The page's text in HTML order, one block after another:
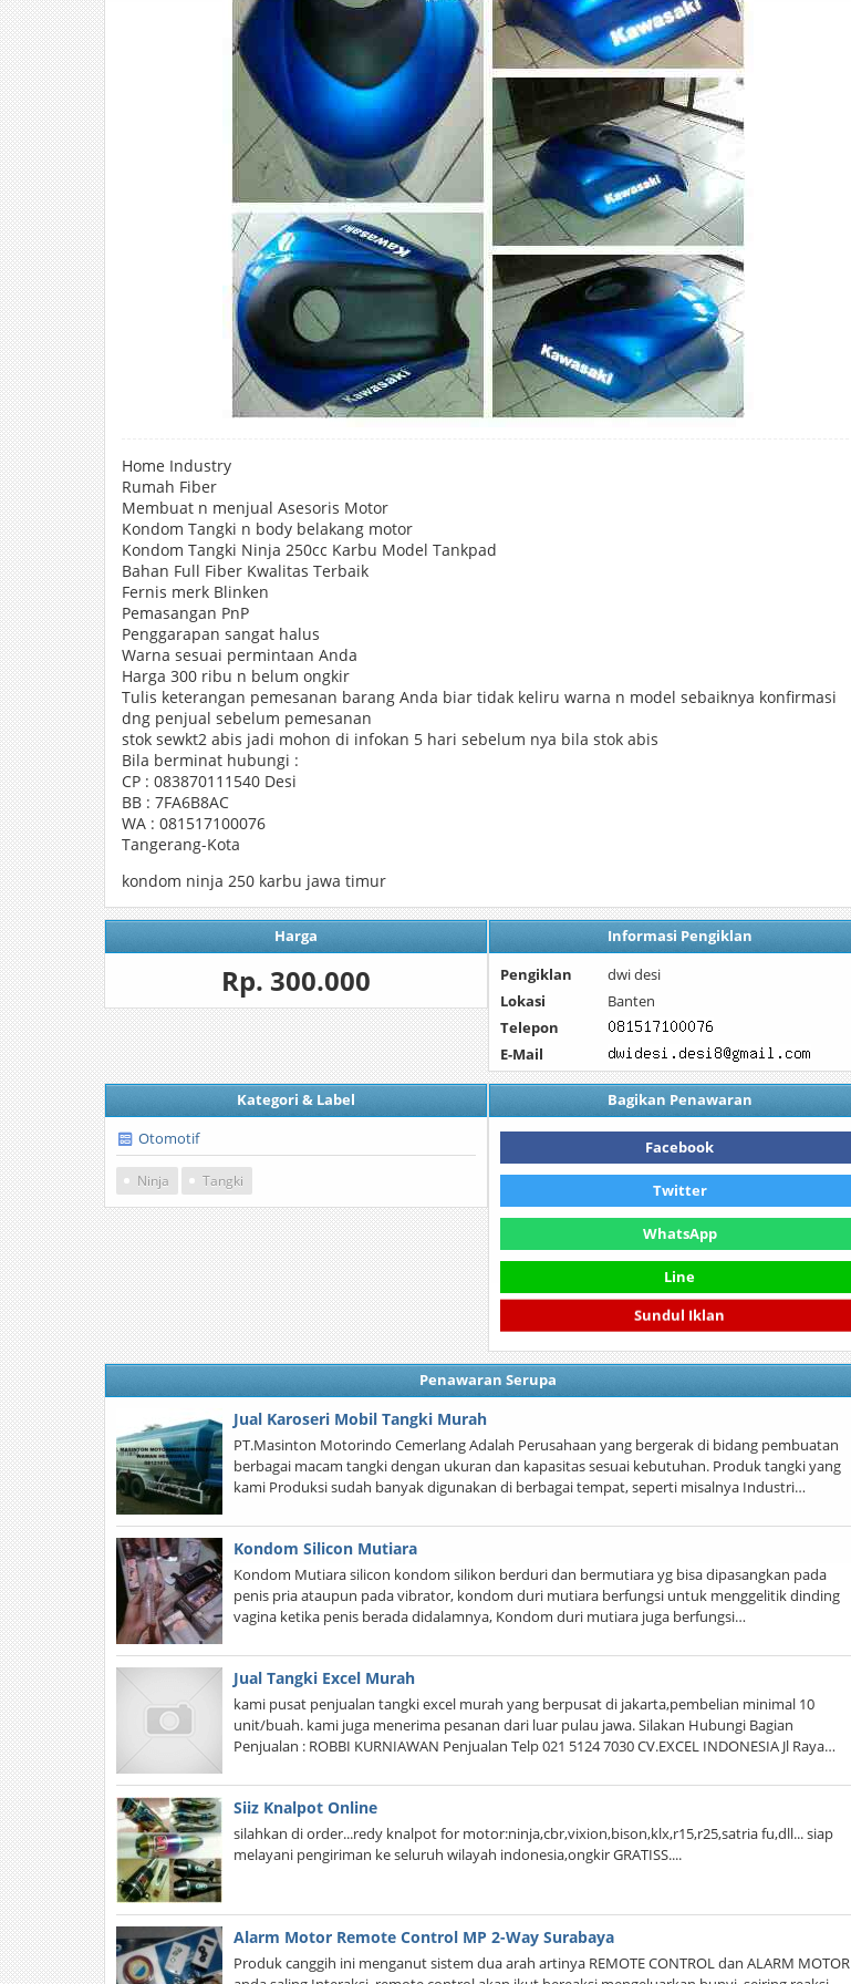
Home Industry
Rumah Fiber
Membuat n menjual Asesoris Motor
Kondom Tangki n body belakang motor
Kondom Tangki Ninja 250cc Karbu Model Tankpad
Bahan Full Fiber Kwalitas Terbaik
Fernis merk Blinken
Pemasangan PnP
Penggarapan sangat halus
Warna sesuai permintaan Anda
Harga 300 ribu n belum ongkir
Tulis keterangan pemesanan barang Anda biar tidak keliru warna n model sebaiknya konfirmasi
dng penjual sebelum pemesanan
stok sewkt2 abis jadi mohon di infokan 5 hari sebelum nya bila stok abis
Bila berminat hubungi :
CP : 083870111540 Desi
BB : 7FA6B8AC
WA : 081517100076
Tangerang-Kota
kondom ninja 250 karbu jawa timur
Harga
Rp. 300.000
Informasi Pengiklan
Pengiklan
dwi desi
Lokasi
Banten
Telepon
E-Mail
Kategori & Label
Otomotif
Ninja Tangki
Bagikan Penawaran
Facebook
Twitter
WhatsApp
Line
Sundul Iklan
Penawaran Serupa
Jual Karoseri Mobil Tangki Murah
PT.Masinton Motorindo Cemerlang Adalah Perusahaan yang bergerak di bidang pembuatan
berbagai macam tangki dengan ukuran dan kapasitas sesuai kebutuhan. Produk tangki yang
kami Produksi sudah banyak digunakan di berbagai tempat, seperti misalnya Industri…
Kondom Silicon Mutiara
Kondom Mutiara silicon kondom silikon berduri dan bermutiara yg bisa dipasangkan pada
penis pria ataupun pada vibrator, kondom duri mutiara berfungsi untuk menggelitik dinding
vagina ketika penis berada didalamnya, Kondom duri mutiara juga berfungsi…
Jual Tangki Excel Murah
kami pusat penjualan tangki excel murah yang berpusat di jakarta,pembelian minimal 10
unit/buah. kami juga menerima pesanan dari luar pulau jawa. Silakan Hubungi Bagian
Penjualan : ROBBI KURNIAWAN Penjualan Telp 021 5124 7030 CV.EXCEL INDONESIA Jl Raya…
Siiz Knalpot Online
silahkan di order...redy knalpot for motor:ninja,cbr,vixion,bison,klx,r15,r25,satria fu,dll... siap
melayani pengiriman ke seluruh wilayah indonesia,ongkir GRATISS....
Alarm Motor Remote Control MP 2-Way Surabaya
Produk canggih ini menganut sistem dua arah artinya REMOTE CONTROL dan ALARM MOTOR